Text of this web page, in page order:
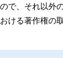
で、それ以外
ける著作権の